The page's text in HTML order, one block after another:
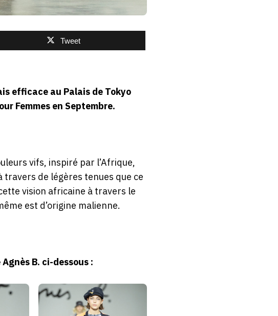
Tweet
efficace au Palais de Tokyo
Femmes en Septembre.
vifs, inspiré par l’Afrique,
de légères tenues que ce
vision africaine à travers le
est d’origine malienne.
B. ci-dessous :